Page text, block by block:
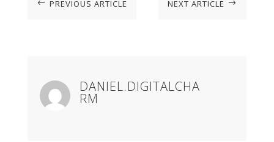
# PREVIOUS ARTICLE NEXT ARTICLE $
DANIEL.DIGITALCHA
RM